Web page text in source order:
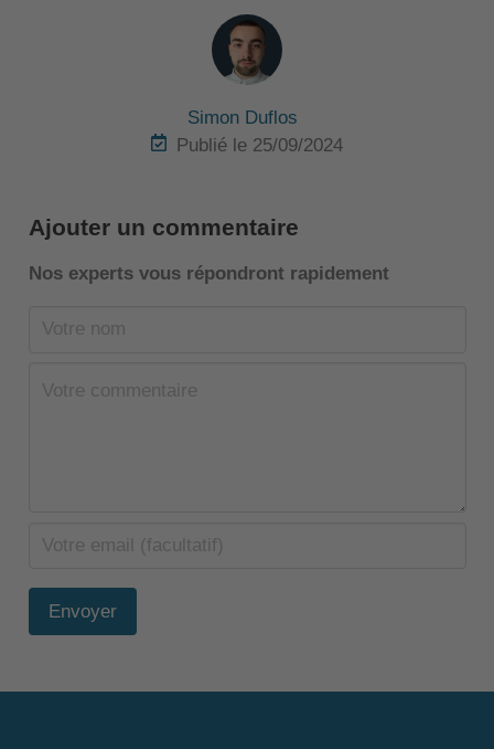
Simon Duflos
Publié le 25/09/2024
Ajouter un commentaire
Nos experts vous répondront rapidement
Envoyer